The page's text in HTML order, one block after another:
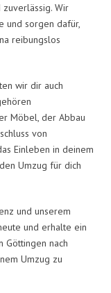
Wir
und sorgen dafür,
reibungslos
wir dir auch
Möbel, der Abbau
von
Einleben in deinem
Umzug für dich
und unserem
und erhalte ein
nach
Umzug zu